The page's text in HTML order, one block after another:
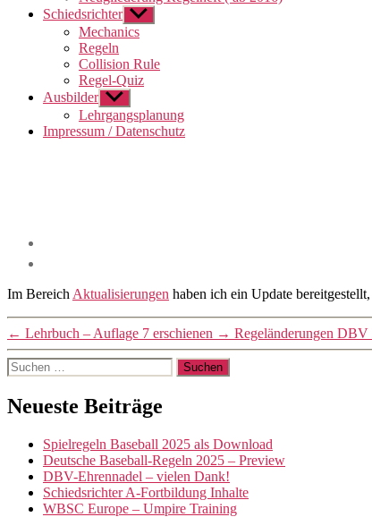
Schiedsrichter Untermenü
anzeigen
Mechanics
Regeln
Collision Rule
Regel-Quiz
Ausbilder Untermenü
anzeigen
Lehrgangsplanung
Impressum / Datenschutz
Im Bereich Aktualisierungen haben ich ein Update
← Lehrbuch – Auflage 7 erschienen → Regeländerungen DBV
Suchen
nach:
Neueste Beiträge
Spielregeln Baseball 2025 als Download
Deutsche Baseball-Regeln 2025 – Preview
DBV-Ehrennadel – vielen Dank!
Schiedsrichter A-Fortbildung Inhalte
WBSC Europe – Umpire Training